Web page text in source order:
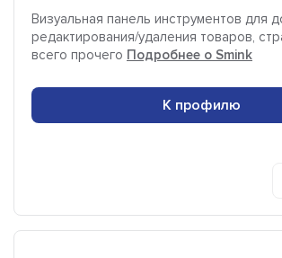
Визуальная панель инструментов для
редактирования/удаления товаров,
всего прочего Подробнее о Smink
К профилю